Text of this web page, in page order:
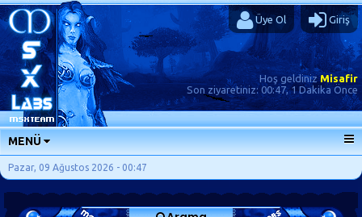
Üye Ol Giriş
Hoş geldinizMisafir
Son ziyaretiniz: 00:47, 1 Dakika Önce
MENÜ
ANA SAYFA
FORUMLAR
Pazar, 09 Ağustos 2026 - 00:47